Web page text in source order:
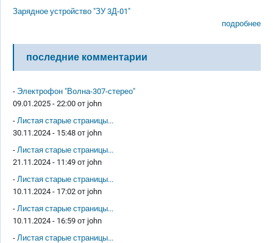
Зарядное устройство "ЗУ 3Д-01"
подробнее
последние комментарии
- Электрофон "Волна-307-стерео"
09.01.2025 - 22:00 от john
- Листая старые страницы...
30.11.2024 - 15:48 от john
- Листая старые страницы...
21.11.2024 - 11:49 от john
- Листая старые страницы...
10.11.2024 - 17:02 от john
- Листая старые страницы...
10.11.2024 - 16:59 от john
- Листая старые страницы...